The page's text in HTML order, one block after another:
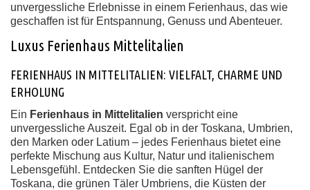
unvergessliche Erlebnisse in einem Ferienhaus, das wie
geschaffen ist für Entspannung, Genuss und Abenteuer.
Luxus Ferienhaus Mittelitalien
FERIENHAUS IN MITTELITALIEN: VIELFALT, CHARME UND
ERHOLUNG
Ein Ferienhaus in Mittelitalien verspricht eine
unvergessliche Auszeit. Egal ob in der Toskana, Umbrien,
den Marken oder Latium – jedes Ferienhaus bietet eine
perfekte Mischung aus Kultur, Natur und italienischem
Lebensgefühl. Entdecken Sie die sanften Hügel der
Toskana, die grünen Täler Umbriens, die Küsten der